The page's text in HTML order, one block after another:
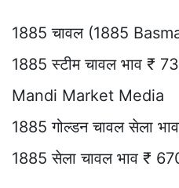
1885 चावल (1885
1885 स्टीम चावल भाव ₹
Mandi Market Media
1885 गोल्डन चावल सेला
1885 सेला चावल भाव ₹